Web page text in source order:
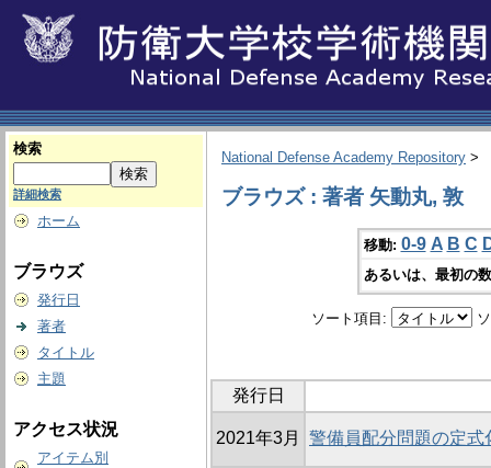
検索
詳細検索
ホーム
ブラウズ
発行日
著者
タイトル
主題
アクセス状況
アイテム別
National Defense Academy Repository >
ブラウズ : 著者 矢動丸, 敦
移動: 0-9 A B C
あるいは、最初の
ソート項目:
発行日
2021年3月 警備員配分問題の定式